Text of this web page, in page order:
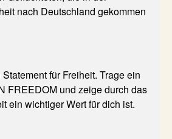
nach Deutschland gekommen
für Freiheit. Trage ein
FREEDOM und zeige durch das
ein wichtiger Wert für dich ist.